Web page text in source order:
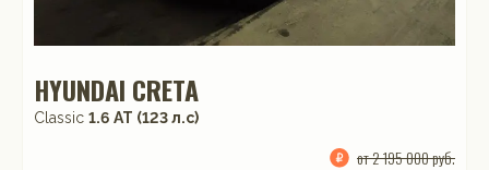
HYUNDAI CRETA
Classic 1.6 АТ (123 л.с)
от 2 195 000 руб.